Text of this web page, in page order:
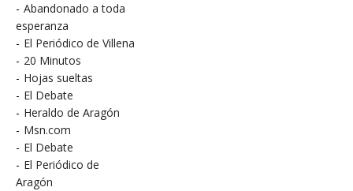
- Abandonado a toda
esperanza
- El Periódico de Villena
- 20 Minutos
- Hojas sueltas
- El Debate
- Heraldo de Aragón
- Msn.com
- El Debate
- El Periódico de
Aragón